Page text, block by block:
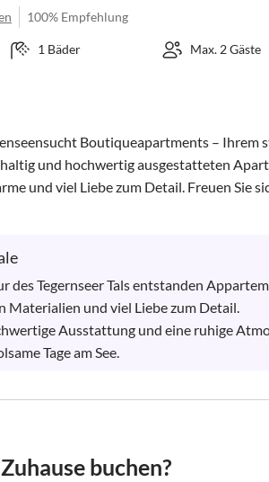
100% Empfehlung
1 Bäder Max. 2 Gäste
Boutiqueapartments – Ihrem
und hochwertig ausgestatteten
und viel Liebe zum Detail. Freuen Sie
des Tegernseer Tals entstanden
Materialien und viel Liebe zum Detail.
Ausstattung und eine ruhige
Tage am See.
buchen?